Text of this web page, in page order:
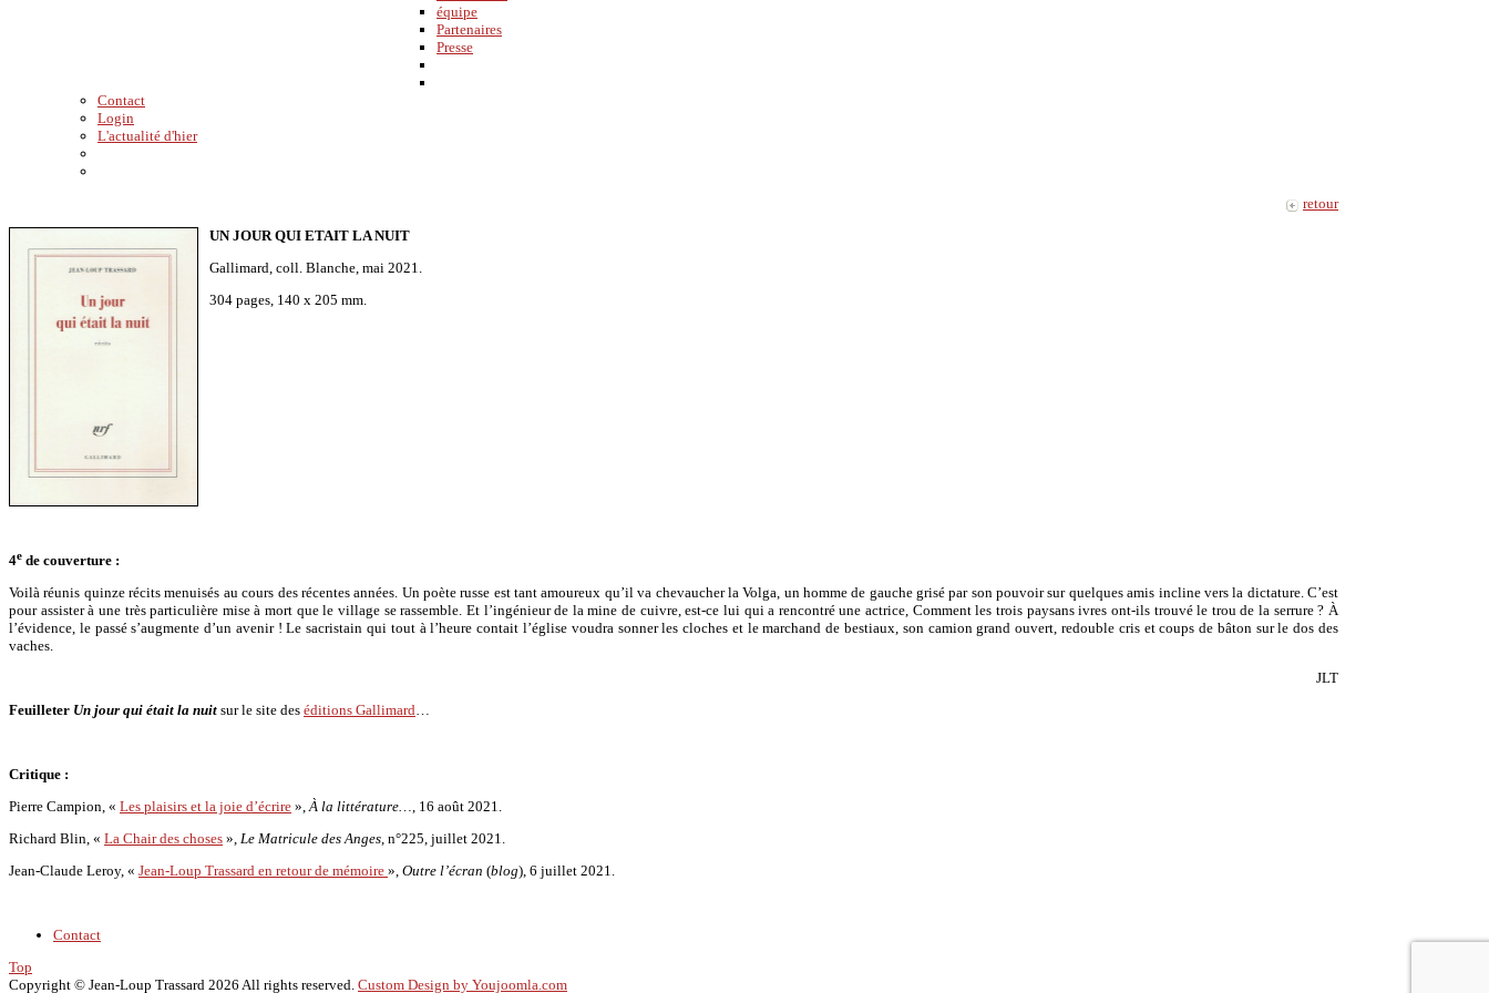
équipe
Partenaires
Presse
Contact
Login
L'actualité d'hier
retour
UN JOUR QUI ETAIT LA NUIT
Gallimard, coll. Blanche, mai 2021.
304 pages, 140 x 205 mm.
4e de couverture :
Voilà réunis quinze récits menuisés au cours des récentes années. Un poète russe est tant amoureux qu’il va chevaucher la Volga, un homme de gauche grisé par son pouvoir sur quelques amis incline vers la dictature. C’est
pour assister à une très particulière mise à mort que le village se rassemble. Et l’ingénieur de la mine de cuivre, est-ce lui qui a rencontré une actrice, Comment les trois paysans ivres ont-ils trouvé le trou de la serrure ? À
l’évidence, le passé s’augmente d’un avenir ! Le sacristain qui tout à l’heure contait l’église voudra sonner les cloches et le marchand de bestiaux, son camion grand ouvert, redouble cris et coups de bâton sur le dos des
vaches.
JLT
Feuilleter Un jour qui était la nuit sur le site des éditions Gallimard…
Critique :
Pierre Campion, « Les plaisirs et la joie d’écrire »,À la littérature…, 16 août 2021.
Richard Blin, « La Chair des choses », Le Matricule des Anges, n°225, juillet 2021.
Jean-Claude Leroy, « Jean-Loup Trassard en retour de mémoire », Outre l’écran (blog), 6 juillet 2021.
Contact
Top
Copyright © Jean-Loup Trassard 2026 All rights reserved. Custom Design by Youjoomla.com